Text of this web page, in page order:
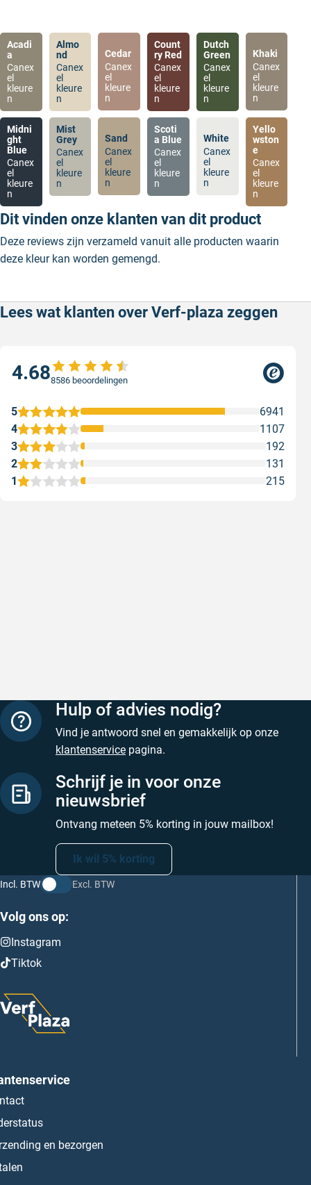
Acadi
a
Canex
el
kleure
n
Almo
nd
Canex
el
kleure
n
Cedar
Canex
el
kleure
n
Count
ry Red
Canex
el
kleure
n
Dutch
Green
Canex
el
kleure
n
Khaki
Canex
el
kleure
n
Midni
ght
Blue
Canex
el
kleure
n
Mist
Grey
Canex
el
kleure
n
Sand
Canex
el
kleure
n
Scoti
a Blue
Canex
el
kleure
n
White
Canex
el
kleure
n
Yello
wston
e
Canex
el
kleure
n
Dit vinden onze klanten van dit product
Deze reviews zijn verzameld vanuit alle producten waarin
deze kleur kan worden gemengd.
Lees wat klanten over Verf-plaza zeggen
4.688586 beoordelingen
1 215
2 131
3 192
4 1107
5 6941
Hulp of advies nodig?
Vind je antwoord snel en gemakkelijk op onze
klantenservice pagina.
Schrijf je in voor onze
nieuwsbrief
Ontvang meteen 5% korting in jouw mailbox!
Ik wil 5% korting
Incl. BTW Excl. BTW
Volg ons op:
Instagram
Tiktok
en bezorgen